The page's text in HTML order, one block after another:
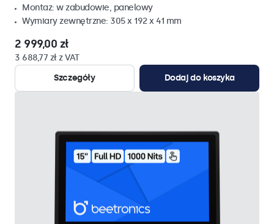
Montaz: w zabudowie, panelowy
Wymiary zewnętrzne: 305 x 192 x 41 mm
2 999,00 zł
3 688,77 zł z VAT
Szczegóły
Dodaj do koszyka